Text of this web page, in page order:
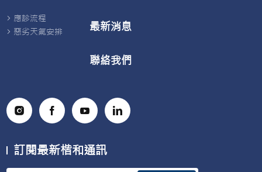
應診流程
惡劣天氣安排
最新消息
聯絡我們
訂閱最新楷和通訊